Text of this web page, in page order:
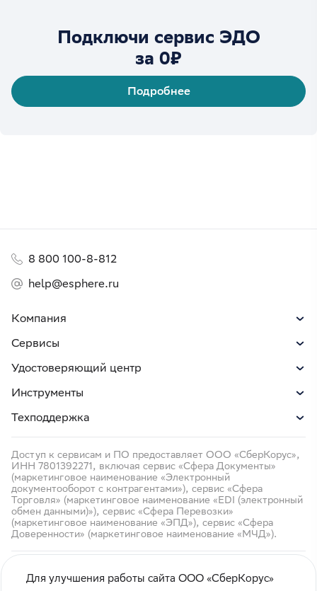
Подключи сервис ЭДО
за 0₽
Подробнее
Компания
Сервисы
Удостоверяющий центр
Инструменты
Техподдержка
8 800 100-8-812
help@esphere.ru
Доступ к сервисам и ПО предоставляет ООО «СберКорус»,
ИНН 7801392271, включая сервис «Сфера Документы»
(маркетинговое наименование «Электронный
документооборот с контрагентами»), сервис «Сфера
Торговля» (маркетинговое наименование «EDI (электронный
обмен данными)»), сервис «Сфера Перевозки»
(маркетинговое наименование «ЭПД»), сервис «Сфера
Доверенности» (маркетинговое наименование «МЧД»).
Для улучшения работы сайта ООО «СберКорус»